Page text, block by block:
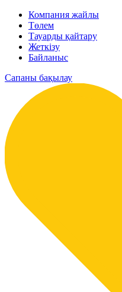
Компания жайлы
Төлем
Тауарды қайтару
Жеткізу
Байланыс
Сапаны бақылау